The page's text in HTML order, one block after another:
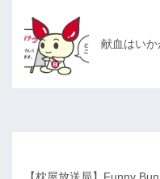
献血はい
【枕屋放送局】Funny